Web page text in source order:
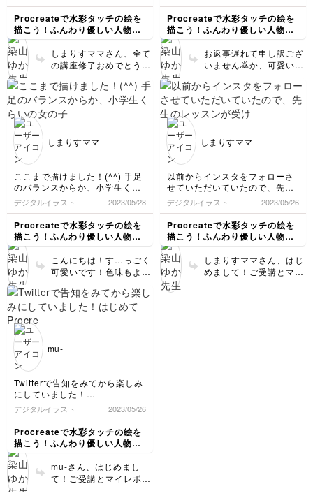
今回は襟のフリルや、スカート
のふんわり感の描き方も教えて
いただけたので、今後も絵を描
く際の勉強になりました。
Procreateで水彩タッチの絵を
描こう！ふんわり優しい人物イ
ラスト講座
しまりすママさん、全て
の講座修了おめでとうご
さまでした。ふんわり感
とっても出ています！ぜ
ひ講座のことを頭の片隅
お絵描きライフにお役立
♪ご受講、ありがとうご
ざいました！
か…？？と頭をひねりながら何
度も微調整して頑張りました。
デニムの風合いが、先生のデザ
インならではのカンジで、描き
上がった時 感動しました！
Procreateで水彩タッチの絵を
描こう！ふんわり優しい人物イ
ラスト講座
お返事遅れて申し訳ござ
いません🙇か、可愛いで
トがありましたがよく取
り入れてくださっていま
す！👏もしご自身でバラ
のでOKです！バランス
見たり細目で見たりして
確認しましょう♪受講お
疲れさまでした😊
しまりすママ
ここまで描けました！(^^) 手足
のバランスからか、小学生くら
いの女の子になりました。
デジタルイラスト 2023/05/28
Procreateで水彩タッチの絵を
描こう！ふんわり優しい人物イ
ラスト講座
こんにちは！す…っごく
可愛いです！色味もよく
画を実践していただきつ
つ、しまりすママさん独
しまりすママ
以前からインスタをフォローさ
せていただいていたので、先生
のレッスンが受けられるなんて
夢のようです！ありがとうござ
います(≧∀≦)
ペンのザラザラ感、水彩感が、
デジタルなのに手描きのようで
凄いと思いました！
あと、カットしたリンゴって初
めて描いたので面白かったで
す。じっと見ていると、なんだ
デジタルイラスト 2023/05/26
Procreateで水彩タッチの絵を
描こう！ふんわり優しい人物イ
ラスト講座
しまりすママさん、はじ
めまして！ご受講とマイ
mu-
Twitterで告知をみてから楽しみ
にしていました！
はじめてProcreateを使用した
のですがとっても
分かりやすく説明してくださっ
ていて助かりました！専用のペ
ンも描きやすく、簡単に染山先
生の様な温かみがあるイラスト
が描けて楽しいです！
デジタルイラスト 2023/05/26
Procreateで水彩タッチの絵を
描こう！ふんわり優しい人物イ
ラスト講座
mu-さん、はじめまし
て！ご受講とマイレポあ